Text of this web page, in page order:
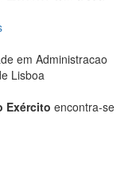
em Administracao
Lisboa
Exército encontra-se